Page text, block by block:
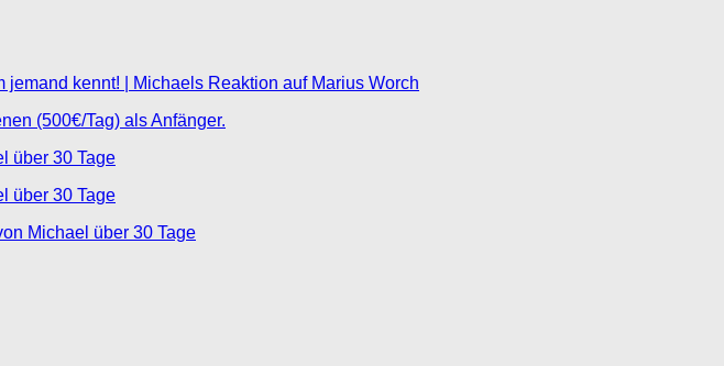
kennt! | Michaels Reaktion auf Marius Worch
(500€/Tag) als Anfänger.
über 30 Tage
über 30 Tage
Michael über 30 Tage